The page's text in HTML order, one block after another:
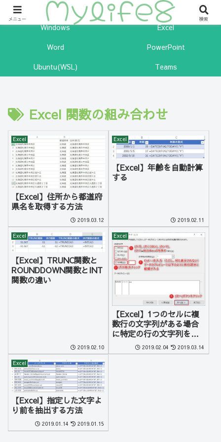
ITの力を味方につけて幸せになるためのサイトです。
Windows
Excel
Word
PowerPoint
Ubuntu(WSL)
Teams
Excel 関数の組み合わせ
Excel
【Excel】住所から都道府
県名を取得する方法
2019.03.12
Excel
【Excel】年齢を自動計算
する
2019.02.11
Excel
【Excel】TRUNC関数と
ROUNDDOWN関数とINT
関数の違い
2019.02.10
Excel
【Excel】1つのセルに複
数行の文字列がある場合
に特定の行の文字列を抽
出する３つの方法
2019.02.04 2019.03.14
Excel
【Excel】指定した文字よ
り前を抽出する方法
2019.01.14 2019.01.15
メニュー 検索